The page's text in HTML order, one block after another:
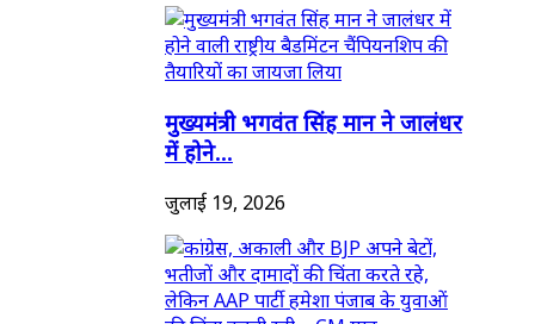
मुख्यमंत्री भगवंत सिंह मान ने जालंधर
में होने...
जुलाई 19, 2026